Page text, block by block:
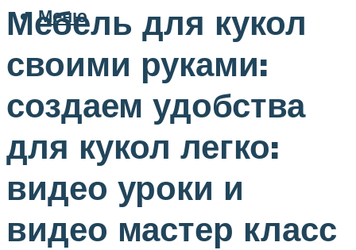
Меню
Мебель для кукол
своими руками:
создаем удобства
для кукол легко:
видео уроки и
видео мастер класс